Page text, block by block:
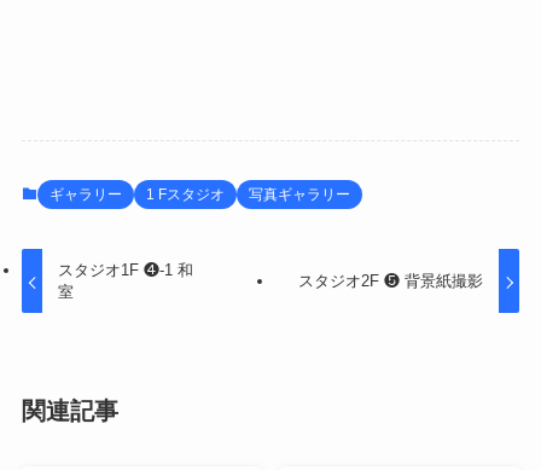
ギャラリー 1 Fスタジオ 写真ギャラリー
スタジオ1F ❹-1 和
室
スタジオ2F ❺ 背景紙撮影
関連記事